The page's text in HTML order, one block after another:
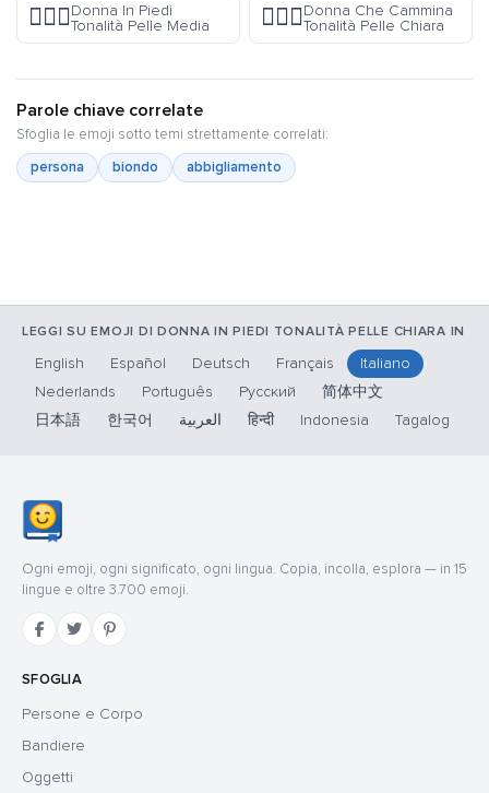
🧍🏽‍♀️Donna In Piedi
Tonalità Pelle Media
🚶🏻‍♀️Donna Che Cammina
Tonalità Pelle Chiara
Parole chiave correlate
Sfoglia le emoji sotto temi strettamente correlati:
persona
biondo abbigliamento
LEGGI SU EMOJI DI DONNA IN PIEDI TONALITÀ PELLE CHIARA IN
English Español Deutsch Français
Italiano
Nederlands
Português Русский
简体中文
日本語
한국어 العربية हिन्दी Indonesia Tagalog
Ogni emoji, ogni significato, ogni lingua. Copia, incolla, esplora — in 15
lingue e oltre 3.700 emoji.
SFOGLIA
Persone e Corpo
Bandiere
Oggetti